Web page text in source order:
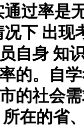
过率是
下 出现
自身 知
的。自
的社会
在的省